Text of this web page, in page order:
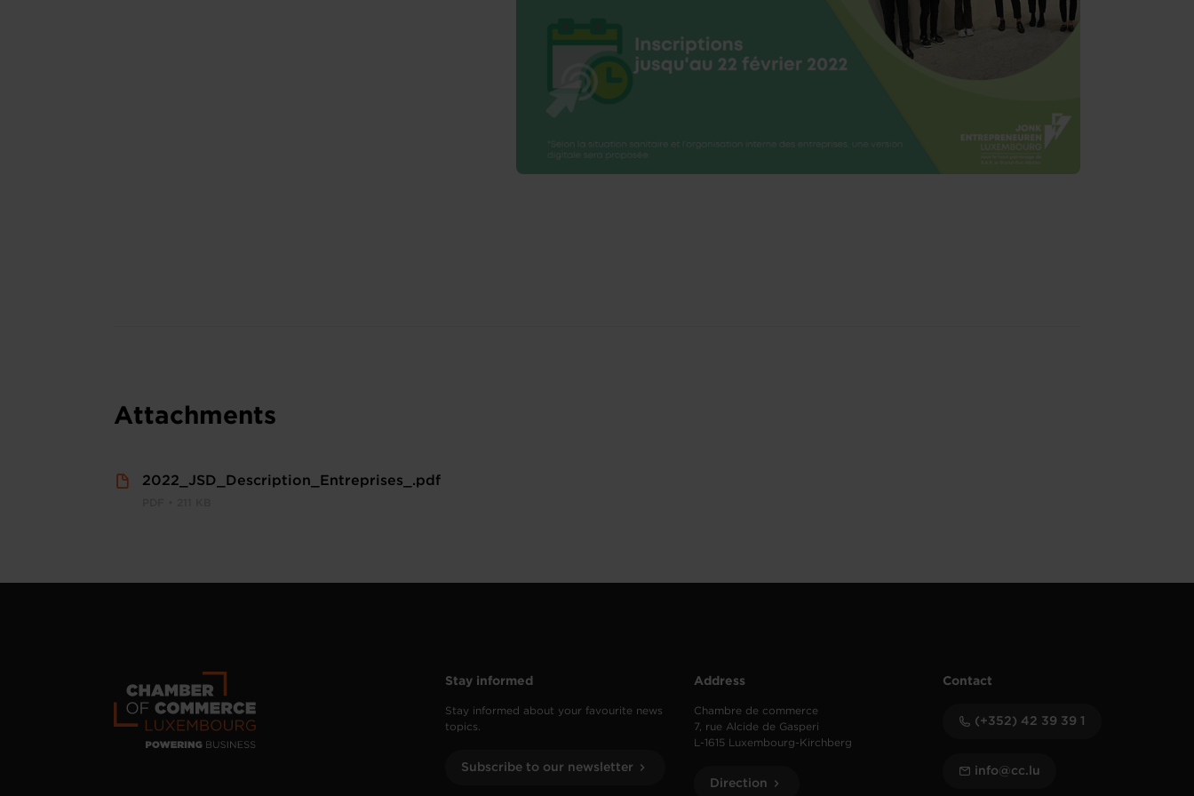
Attachments
2022_JSD_Description_Entreprises_.pdf
Stay informed
Stay informed about your favourite news
topics.
Subscribe to our newsletter
Address
Chambre de commerce
7, rue Alcide de Gasperi
L-1615 Luxembourg-Kirchberg
Direction
Contact
(+352) 42 39 39 1
info@cc.lu